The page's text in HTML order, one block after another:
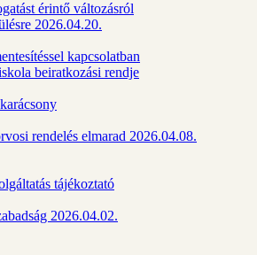
érintő változásról
2026.04.20.
kapcsolatban
beiratkozási rendje
rendelés elmarad 2026.04.08.
tájékoztató
2026.04.02.